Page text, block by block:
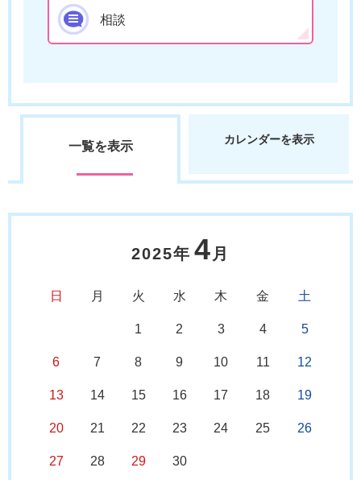
相談
一覧を表示 カレンダーを表示
2025年 4 月
日 月 火 水 木 金 土
1 2 3 4 5
6 7 8 9 10 11 12
13 14 15 16 17 18 19
20 21 22 23 24 25 26
27 28 29 30